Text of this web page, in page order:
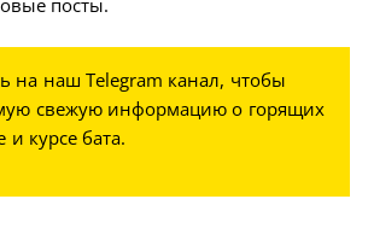
посты.
на наш Telegram канал, чтобы
свежую информацию о горящих
и курсе бата.